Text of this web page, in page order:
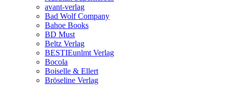
avant-verlag
Bad Wolf Company
Bahoe Books
BD Must
Beltz Verlag
BESTIEunlmt Verlag
Bocola
Boiselle & Ellert
Bröseline Verlag